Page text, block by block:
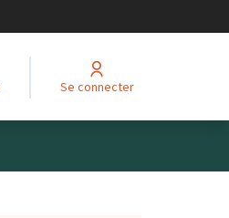
Se connecter